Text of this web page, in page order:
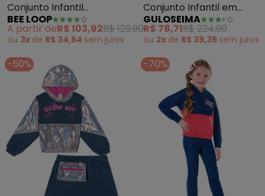
Conjunto Infantil
Moletom Glitter Azul
BEE LOOP
A partir deR$ 103,92R$ 129,90
ou 3x de R$ 34,64 sem juros
Conjunto Infantil em
Moletom (Azul)
GULOSEIMA
R$ 78,71R$ 224,90
ou 2x de R$ 39,35 sem juros
-50% -70%